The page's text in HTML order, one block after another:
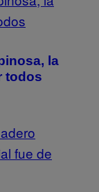
la
todos